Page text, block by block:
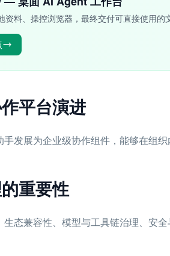
资料、操控浏览器，最终交付可直接使用
平台演进
手发展为企业级协作组件，能够在组
重要性
态兼容性、模型与工具链治理、安